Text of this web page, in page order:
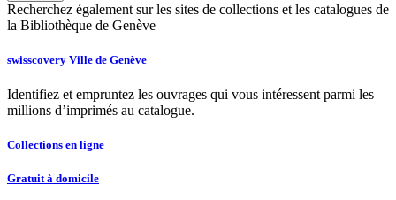
Recherchez également sur les sites de collections et les catalogues de
la Bibliothèque de Genève
swisscovery Ville de Genève
Identifiez et empruntez les ouvrages qui vous intéressent parmi les
millions d’imprimés au catalogue.
Collections en ligne
Gratuit à domicile